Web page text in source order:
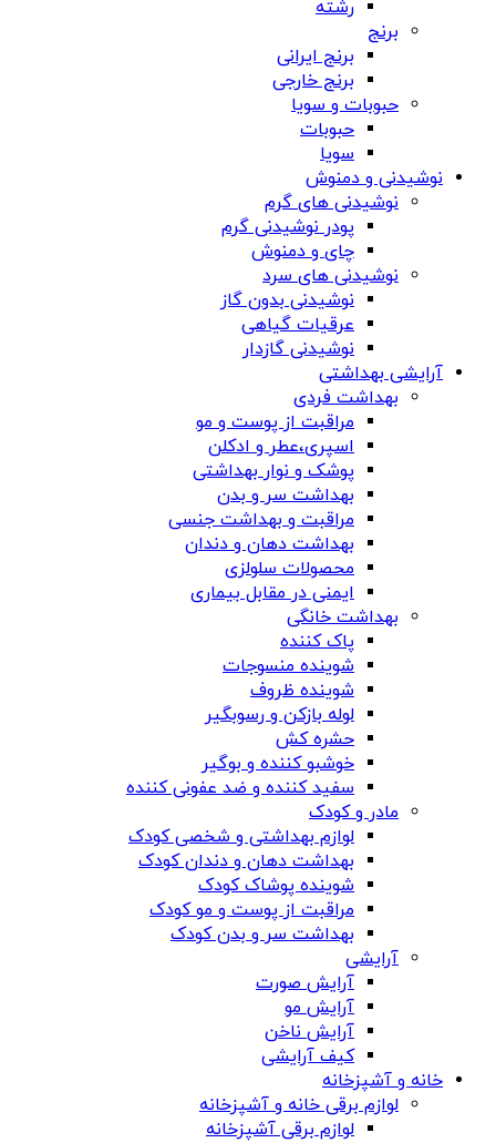
رشته
برنج
برنج ایرانی
برنج خارجی
حبوبات و سویا
حبوبات
سویا
نوشیدنی و دمنوش
نوشیدنی های گرم
پودر نوشیدنی گرم
چای و دمنوش
نوشیدنی های سرد
نوشیدنی بدون گاز
عرقیات گیاهی
نوشیدنی گازدار
آرایشی بهداشتی
بهداشت فردی
مراقبت از پوست و مو
اسپری،عطر و ادکلن
پوشک و نوار بهداشتی
بهداشت سر و بدن
مراقبت و بهداشت جنسی
بهداشت دهان و دندان
محصولات سلولزی
ایمنی در مقابل بیماری
بهداشت خانگی
پاک کننده
شوینده منسوجات
شوینده ظروف
لوله بازکن و رسوبگیر
حشره کش
خوشبو کننده و بوگیر
سفید کننده و ضد عفونی کننده
مادر و کودک
لوازم بهداشتی و شخصی کودک
بهداشت دهان و دندان کودک
شوینده پوشاک کودک
مراقبت از پوست و مو کودک
بهداشت سر و بدن کودک
آرایشی
آرایش صورت
آرایش مو
آرایش ناخن
کیف آرایشی
خانه و آشپزخانه
لوازم برقی خانه و آشپزخانه
لوازم برقی آشپزخانه